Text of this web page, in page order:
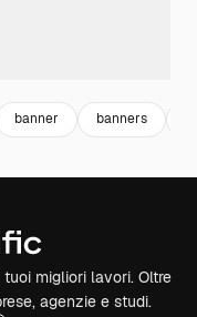
banner banners
migliori lavori. Oltre
agenzie e studi.